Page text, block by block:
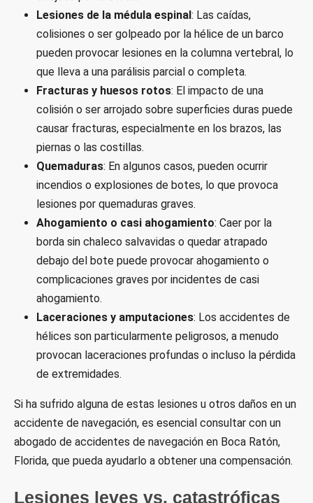
Lesiones de la médula espinal: Las caídas,
colisiones o ser golpeado por la hélice de un barco
pueden provocar lesiones en la columna vertebral, lo
que lleva a una parálisis parcial o completa.
Fracturas y huesos rotos: El impacto de una
colisión o ser arrojado sobre superficies duras puede
causar fracturas, especialmente en los brazos, las
piernas o las costillas.
Quemaduras: En algunos casos, pueden ocurrir
incendios o explosiones de botes, lo que provoca
lesiones por quemaduras graves.
Ahogamiento o casi ahogamiento: Caer por la
borda sin chaleco salvavidas o quedar atrapado
debajo del bote puede provocar ahogamiento o
complicaciones graves por incidentes de casi
ahogamiento.
Laceraciones y amputaciones: Los accidentes de
hélices son particularmente peligrosos, a menudo
provocan laceraciones profundas o incluso la pérdida
de extremidades.
Si ha sufrido alguna de estas lesiones u otros daños en un
accidente de navegación, es esencial consultar con un
abogado de accidentes de navegación en Boca Ratón,
Florida, que pueda ayudarlo a obtener una compensación.
Lesiones leves vs. catastróficas